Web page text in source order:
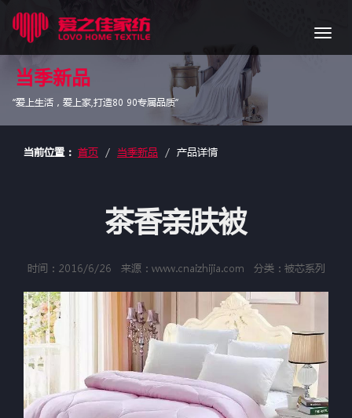
导
航
当季新品
“爱上生活，爱上家,打造80 90专属品质”
当前位置： 首页 当季新品 产品详情
茶香亲肤被
时间：2016/6/26 来源：www.cnaizhijia.com 分类：被芯系列